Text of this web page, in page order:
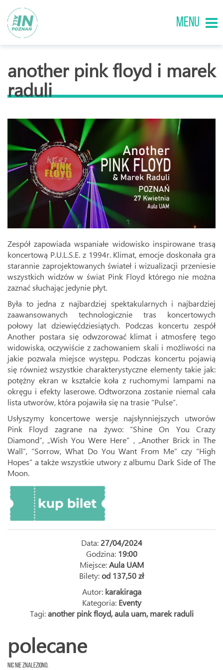
MENU
another pink floyd i marek
raduli
Zespół zapowiada wspaniałe widowisko inspirowane trasą
koncertową P.U.L.S.E. z 1994r. Klimat, emocje doskonała gra
starannie zaprojektowanych świateł i wizualizacji przeniesie
wszystkich widzów w świat Pink Floyd którego nie można
zaznać słuchając jedynie płyt.
Była to jedna z najbardziej spektakularnych i najbardziej
zaawansowanych technologicznie tras koncertowych
połowy lat dziewięćdziesiątych. Podczas koncertu zespół
Another postara się odwzorować klimat i atmosferę tego
widowiska, oczywiście z zachowaniem skali i możliwości na
jakie pozwala miejsce występu. Podczas koncertu pojawią
się również wszystkie charakterystyczne elementy takie jak:
potężny ekran w kształcie koła z ruchomymi lampami na
okręgu i efekty laserowe. Odtworzona zostanie niemal cała
lista utworów, która pojawiła się na trasie “Pulse”.
Usłyszymy koncertowe wersje najsłynniejszych utworów
Pink Floyd zagrane na żywo: “Shine On You Crazy
Diamond”, „Wish You Were Here” , „Another Brick in The
Wall”, “Sorrow, What Do You Want From Me” czy “High
Hopes” a także wszystkie utwory z albumu Dark Side of The
Moon.
Data: 27/04/2024
Godzina: 19:00
Miejsce:Aula UAM
Bilety:od 137,50 zł
Autor: karakiraga
Kategoria: Eventy
Tagi:another pink floyd,aula uam, marek raduli
polecane
Nic nie znaleziono.